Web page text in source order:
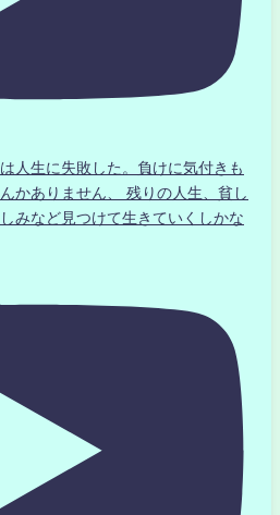
人生に失敗した。負けに気付きも
かありません、 残りの人生、貧し
みなど見つけて生きていくしかな